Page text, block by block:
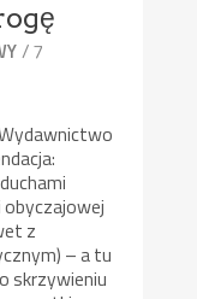
/ 7
z
– a tu
skrzywieniu